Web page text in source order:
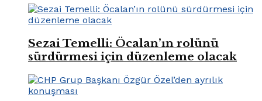
Sezai Temelli: Öcalan’ın rolünü
sürdürmesi için düzenleme olacak